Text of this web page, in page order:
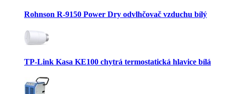
Rohnson R-9150 Power Dry odvlhčovač vzduchu bílý
TP-Link Kasa KE100 chytrá termostatická hlavice bílá